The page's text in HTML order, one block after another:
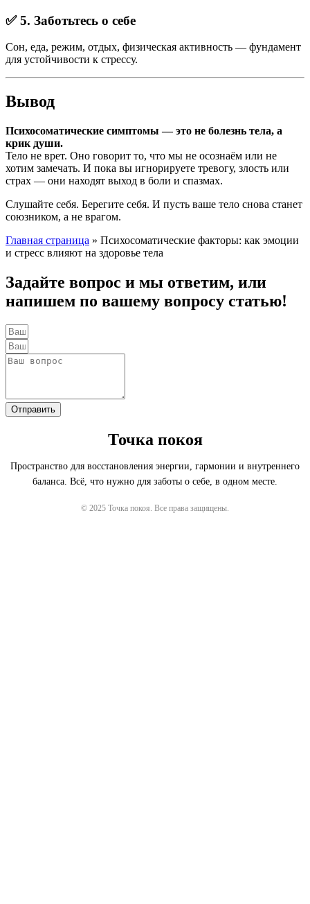
✅ 5. Заботьтесь о себе
Сон, еда, режим, отдых, физическая активность — фундамент
для устойчивости к стрессу.
Вывод
Психосоматические симптомы — это не болезнь тела, а
крик души.
Тело не врет. Оно говорит то, что мы не осознаём или не
хотим замечать. И пока вы игнорируете тревогу, злость или
страх — они находят выход в боли и спазмах.
Слушайте себя. Берегите себя. И пусть ваше тело снова станет
союзником, а не врагом.
Главная страница » Психосоматические факторы: как эмоции
и стресс влияют на здоровье тела
Задайте вопрос и мы ответим, или
напишем по вашему вопросу статью!
Отправить
Точка покоя
Пространство для восстановления энергии, гармонии и внутреннего
баланса. Всё, что нужно для заботы о себе, в одном месте.
© 2025 Точка покоя. Все права защищены.